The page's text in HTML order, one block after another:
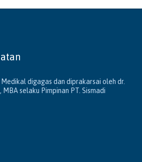
Medikal digagas dan diprakarsai oleh dr.
selaku Pimpinan PT. Sismadi